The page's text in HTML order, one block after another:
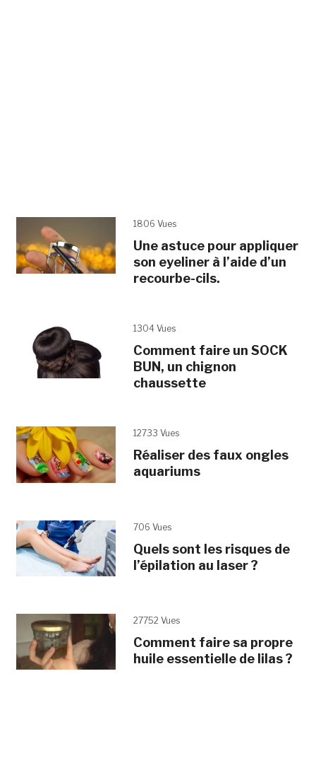
1806 Vues
Une astuce pour appliquer
son eyeliner à l’aide d’un
recourbe-cils.
1304 Vues
Comment faire un SOCK
BUN, un chignon
chaussette
12733 Vues
Réaliser des faux ongles
aquariums
706 Vues
Quels sont les risques de
l’épilation au laser ?
27752 Vues
Comment faire sa propre
huile essentielle de lilas ?